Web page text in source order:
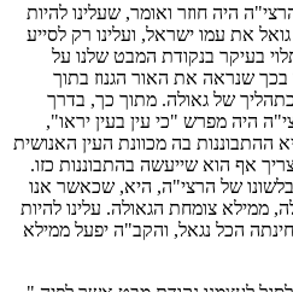
היה חוזר ואומר, שעלינו להיות
את עמו ישראל, ועלינו רק לסייע
בעיקר בנקודת המבט שלנו על
בכך שנראה את האור הגנוז בתוך
של גאולה. מתוך כך, בדרך
היה מפרש "כי עין בעין יראו",
ההתבוננות בה מכוונת העין האנושית
אף הוא שייעשה בהתבוננות כזו.
של הרצי"ה, היא, שכאשר אנו
ממילא צומחת הגאולה. עלינו להיות
הכל נגאל, והקב"ה יפעל ממילא